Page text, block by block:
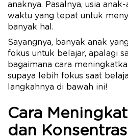
anaknya. Pasalnya, usia
waktu yang tepat untuk
banyak hal.
Sayangnya, banyak anak
fokus untuk belajar, apalagi
bagaimana cara
supaya lebih fokus saat
langkahnya di bawah ini!
Cara
dan